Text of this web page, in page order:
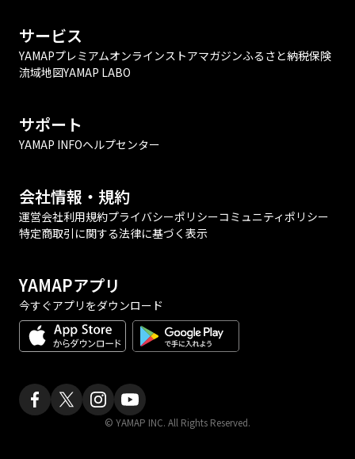
サービス
YAMAPプレミアムオンラインストアマガジンふるさと納税保険
流域地図YAMAP LABO
サポート
YAMAP INFOヘルプセンター
会社情報・規約
運営会社利用規約プライバシーポリシーコミュニティポリシー
特定商取引に関する法律に基づく表示
YAMAPアプリ
今すぐアプリをダウンロード
© YAMAP INC. All Rights Reserved.